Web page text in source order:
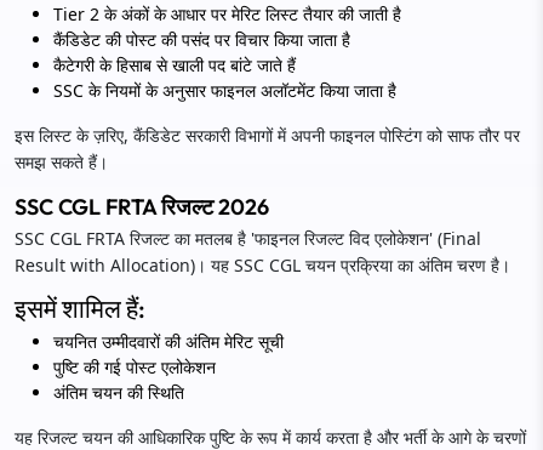
Tier 2 के अंकों के आधार पर मेरिट लिस्ट तैयार की जाती है
कैंडिडेट की पोस्ट की पसंद पर विचार किया जाता है
कैटेगरी के हिसाब से खाली पद बांटे जाते हैं
SSC के नियमों के अनुसार फाइनल अलॉटमेंट किया जाता है
इस लिस्ट के ज़रिए, कैंडिडेट सरकारी विभागों में अपनी फाइनल पोस्टिंग को साफ तौर पर
समझ सकते हैं।
SSC CGL FRTA रिजल्ट 2026
SSC CGL FRTA रिजल्ट का मतलब है 'फाइनल रिजल्ट विद एलोकेशन' (Final
Result with Allocation)। यह SSC CGL चयन प्रक्रिया का अंतिम चरण है।
इसमें शामिल हैं:
चयनित उम्मीदवारों की अंतिम मेरिट सूची
पुष्टि की गई पोस्ट एलोकेशन
अंतिम चयन की स्थिति
यह रिजल्ट चयन की आधिकारिक पुष्टि के रूप में कार्य करता है और भर्ती के आगे के चरणों